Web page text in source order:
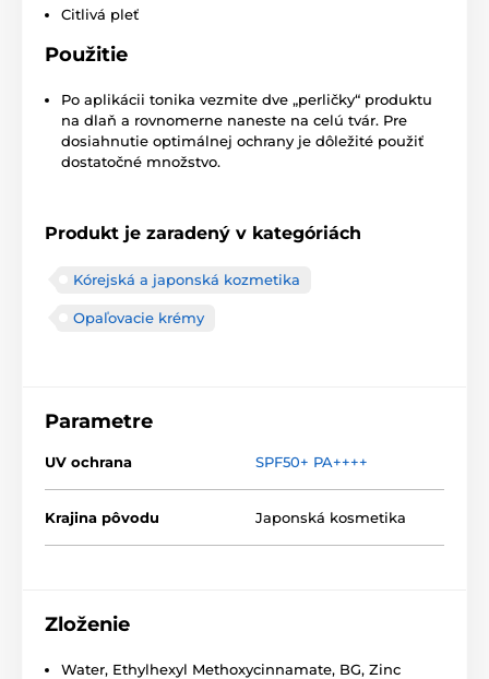
Citlivá pleť
Použitie
Po aplikácii tonika vezmite dve „perličky“ produktu
na dlaň a rovnomerne naneste na celú tvár. Pre
dosiahnutie optimálnej ochrany je dôležité použiť
dostatočné množstvo.
Produkt je zaradený v kategóriách
Kórejská a japonská kozmetika
Opaľovacie krémy
Parametre
UV ochrana SPF50+ PA++++
Krajina pôvodu Japonská kosmetika
Zloženie
Water, Ethylhexyl Methoxycinnamate, BG, Zinc